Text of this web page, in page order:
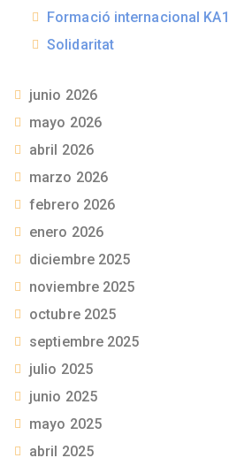
Formació internacional KA1
Solidaritat
junio 2026
mayo 2026
abril 2026
marzo 2026
febrero 2026
enero 2026
diciembre 2025
noviembre 2025
octubre 2025
septiembre 2025
julio 2025
junio 2025
mayo 2025
abril 2025